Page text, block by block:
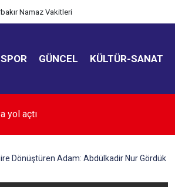
Namaz Vakitleri
SPOR GÜNCEL KÜLTÜR-SANAT
uzaya gidecek
Dönüştüren Adam: Abdülkadir Nur Gördük